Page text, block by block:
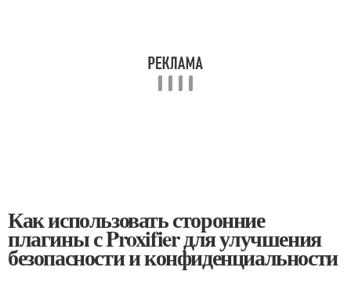
Как использовать сторонние
плагины с Proxifier для улучшения
безопасности и конфиденциальности